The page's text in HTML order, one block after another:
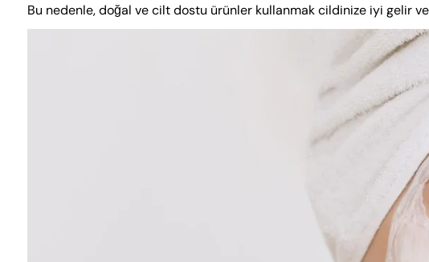
Bu nedenle, doğal ve cilt dostu ürünler kullanmak cildinize iyi gelir ve